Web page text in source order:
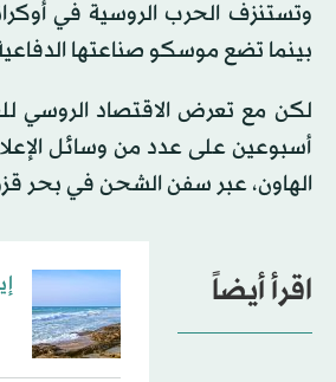
وتستنزف الحرب الروسية في
بينما تضع موسكو صناعتها
لكن مع تعرض الاقتصاد الروسي
أسبوعين على عدد من وسائل
الهاون، عبر سفن الشحن في بحر
اقرأ أيضاً